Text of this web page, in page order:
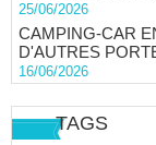
25/06/2026
CAMPING-CAR
D'AUTRES
16/06/2026
TAGS